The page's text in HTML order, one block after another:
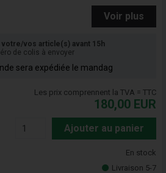
Voir plus
vos article(s) avant 15h
de colis à envoyer
sera expédiée le mandag
Les prix comprennent la TVA = TTC
180,00 EUR
Ajouter au panier
En stock
Livraison 5-7